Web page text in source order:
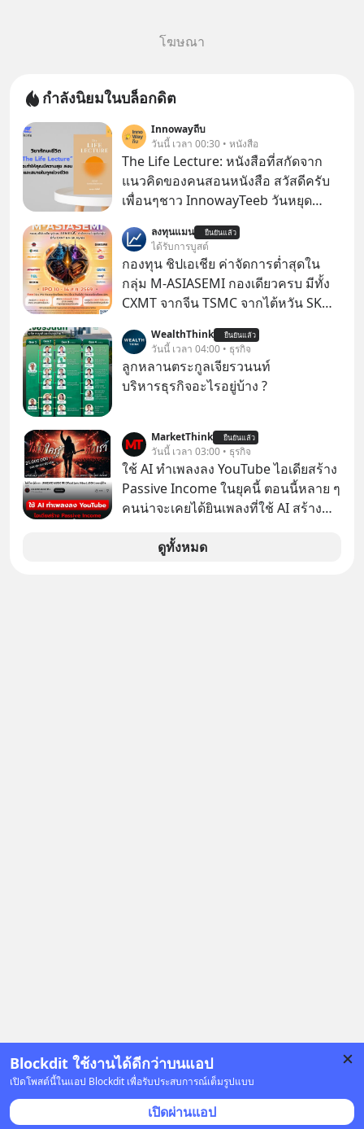
Blockdit ใช้งานได้ดีกว่าบนแอป
เปิดโพสต์นี้ในแอป Blockdit เพื่อรับประสบการณ์เต็มรูปแบบ
เปิดผ่านแอป
โฆษณา
กำลังนิยมในบล็อกดิต
Innowayถีบ
วันนี้ เวลา 00:30 • หนังสือ
The Life Lecture: หนังสือที่สกัดจาก
แนวคิดของคนสอนหนังสือ สวัสดีครับ
เพื่อนๆชาว InnowayTeeb วันหยุด
สนใจจบแล้วเกิดคำถามว่า
ลงทุนแมน ยืนยันแล้ว
ได้รับการบูสต์
กองทุน ชิปเอเชีย ค่าจัดการต่ำสุดใน
กลุ่ม M-ASIASEMI กองเดียวครบ มีทั้ง
CXMT จากจีน TSMC จากไต้หวัน SK
WealthThink ยืนยันแล้ว
วันนี้ เวลา 04:00 • ธุรกิจ
ลูกหลานตระกูลเจียรวนนท์
บริหารธุรกิจอะไรอยู่บ้าง ?
MarketThink ยืนยันแล้ว
วันนี้ เวลา 03:00 • ธุรกิจ
ใช้ AI ทำเพลงลง YouTube ไอเดียสร้าง
Passive Income ในยุคนี้ ตอนนี้หลาย ๆ
คนน่าจะเคยได้ยินเพลงที่ใช้ AI สร้าง
รู้ตัวเรา” จากช่องชื่อว่า UNHEARD
ดูทั้งหมด
โฆษณา